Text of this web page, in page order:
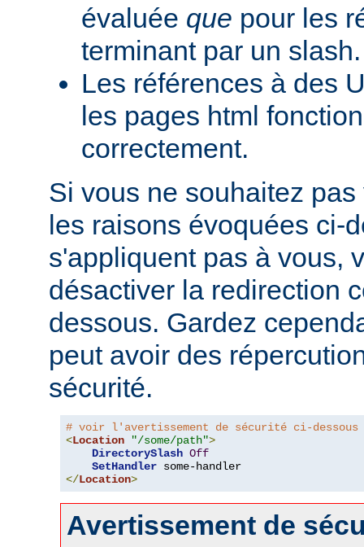
évaluée que pour les
terminant par un slash.
Les références à des
les pages html
correctement.
Si vous ne souhaitez
les raisons évoquées ci-
s'appliquent pas à vous,
désactiver la redirection
dessous. Gardez
peut avoir des
sécurité.
# voir l'avertissement de sécurité ci-
<Location "/some/path">
DirectorySlash Off
SetHandler
</Location>
Avertissement de